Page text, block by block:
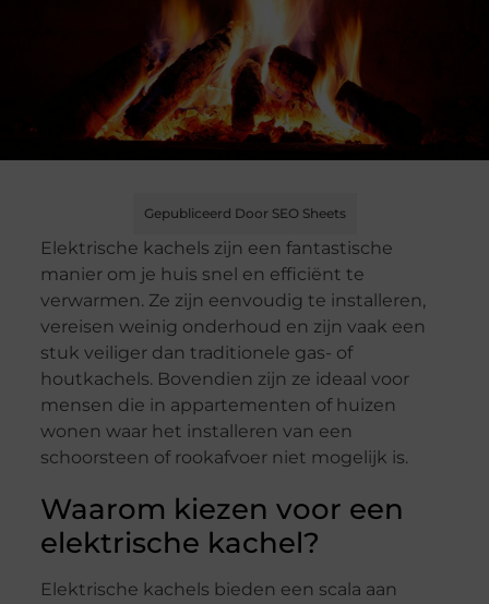
Gepubliceerd Door SEO Sheets
Elektrische kachels zijn een fantastische
manier om je huis snel en efficiënt te
verwarmen. Ze zijn eenvoudig te installeren,
vereisen weinig onderhoud en zijn vaak een
stuk veiliger dan traditionele gas- of
houtkachels. Bovendien zijn ze ideaal voor
mensen die in appartementen of huizen
wonen waar het installeren van een
schoorsteen of rookafvoer niet mogelijk is.
Waarom kiezen voor een
elektrische kachel?
Elektrische kachels bieden een scala aan